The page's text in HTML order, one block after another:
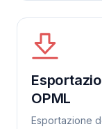
OPML
Esportazione